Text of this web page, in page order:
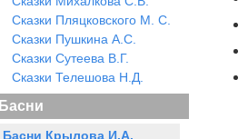
Сказки Пляцковского М. С.
Сказки Пушкина А.С.
Сказки Сутеева В.Г.
Сказки Телешова Н.Д.
Басни
Басни Крылова И.А.